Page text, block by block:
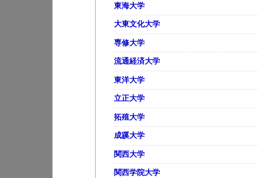
東海大学
大東文化大学
専修大学
流通経済大学
東洋大学
立正大学
拓殖大学
成蹊大学
関西大学
関西学院大学